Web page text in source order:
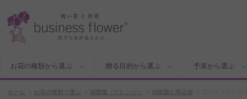
お花の種類から選ぶ 贈る目的から選ぶ 予算から選ぶ
ホーム お花の種類で選ぶ 胡蝶蘭（アレンジ） 胡蝶蘭と商品券